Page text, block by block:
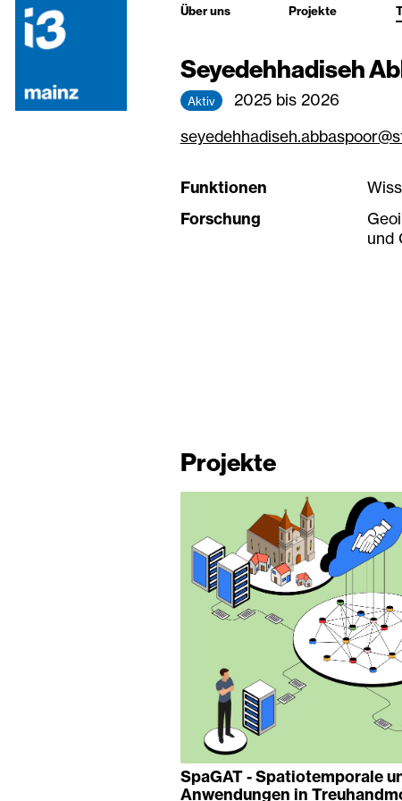
Über uns Projekte
Seyedehhadiseh
Aktiv
2025 bis 2026
Funktionen
Forschung
und
Projekte
SpaGAT - Spatiotemporale
Anwendungen in